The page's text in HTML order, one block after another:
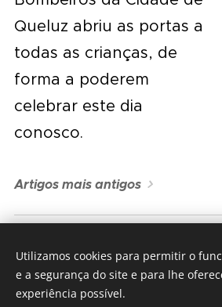
Queluz abriu as portas a
todas as crianças, de
forma a poderem
celebrar este dia
conosco.
Artigos mais antigos
© 2023 Todos os direitos
Utilizamos cookies para permitir o
e a segurança do site e para lhe
experiência possível.